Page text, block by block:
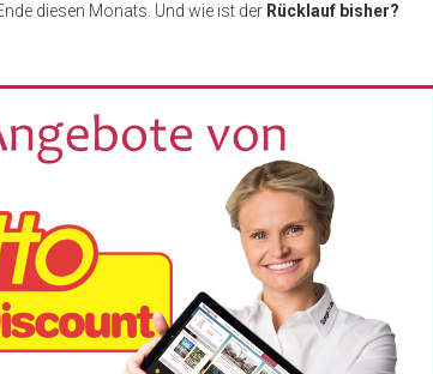
diesen Monats. Und wie ist der Rücklauf bisher?